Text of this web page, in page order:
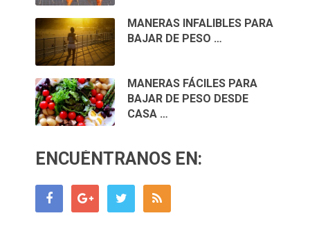
MANERAS INFALIBLES PARA
BAJAR DE PESO …
MANERAS FÁCILES PARA
BAJAR DE PESO DESDE
CASA …
ENCUÉNTRANOS EN: